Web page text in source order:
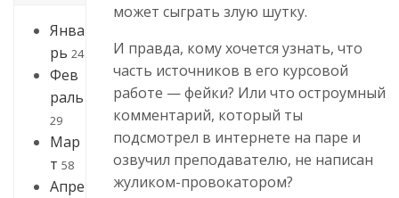
Янва
рь 24
Фев
раль
29
Мар
т 58
Апре
может сыграть злую шутку.
И правда, кому хочется узнать, что
часть источников в его курсовой
работе — фейки? Или что остроумный
комментарий, который ты
подсмотрел в интернете на паре и
озвучил преподавателю, не написан
жуликом-провокатором?